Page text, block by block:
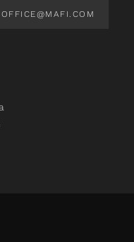
OFFICE@MAFI.COM